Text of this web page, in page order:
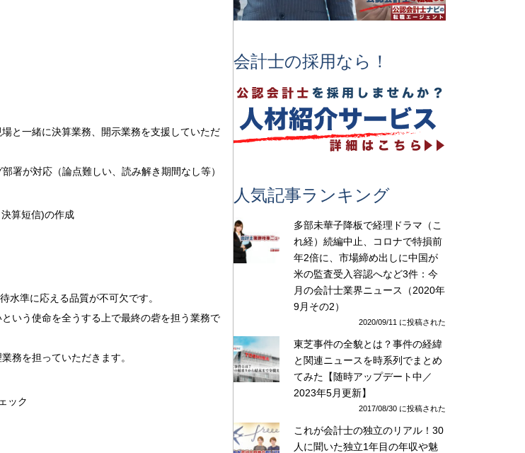
と一緒に決算業務、開示業務を支援していただ
署が対応（論点難しい、読み解き期間なし等）
算短信)の作成
水準に応える品質が不可欠です。
いう使命を全うする上で最終の砦を担う業務で
務を担っていただきます。
ック
会計士の採用なら！
人気記事ランキング
多部未華子降板で経理ドラマ（こ
れ経）続編中止、コロナで特損前
年2倍に、市場締め出しに中国が
米の監査受入容認へなど3件：今
月の会計士業界ニュース（2020年
9月その2）
2020/09/11 に投稿された
東芝事件の全貌とは？事件の経緯
と関連ニュースを時系列でまとめ
てみた【随時アップデート中／
2023年5月更新】
2017/08/30 に投稿された
これが会計士の独立のリアル！30
人に聞いた独立1年目の年収や魅